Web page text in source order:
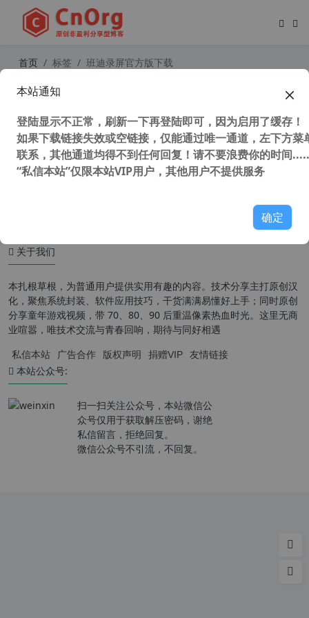
首页 标签 班迪录屏官方版下载
Bandicam v6.0.4.2024 高清录像软件
关于我们
本扎根草根，为普通用户提供实用有趣的内容。技术分享主打原创汉
化，聚焦系统封装、软件应用技巧，干货满满易懂好上手；同时原创
分享童年游戏视频，带 70、80、90 后重温像素热血时光。这里无商
业喧嚣，唯技术交流与青春回响，期待与同好相遇
私信本站 广告合作 版权声明 捐赠VIP 友情链接
本站公众号:
扫一扫关注公众号，本站微信公
众号仅用于获取解压密码，谢绝
私信留言，拒绝回复。
微信公众号不引流，不回复。
本站通知
登陆显示不正常，刷新一下再登陆即可，因为启用了缓存！
如果下载链接失效或空链接，仅能通过唯一通道，左下方菜
联系，其他通道均得不到任何回复！请不要浪费你的时间
“私信本站”仅限本站VIP用户，其他用户不提供服务
确定